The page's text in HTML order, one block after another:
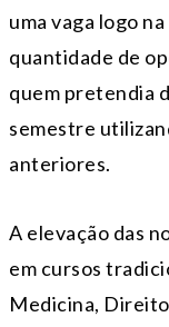
uma vaga logo
quantidade de
quem pretendia
semestre
anteriores.
A elevação das
em cursos
Medicina,